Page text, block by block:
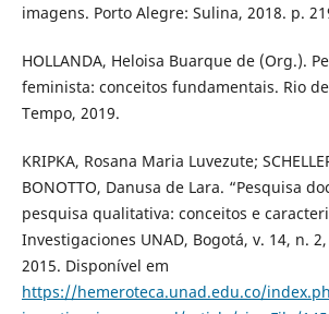
imagens. Porto Alegre: Sulina, 2018. p.
HOLLANDA, Heloisa Buarque de (Org.).
feminista: conceitos fundamentais. Rio
Tempo, 2019.
KRIPKA, Rosana Maria Luvezute;
BONOTTO, Danusa de Lara. “Pesquisa
pesquisa qualitativa: conceitos e
Investigaciones UNAD, Bogotá, v. 14, n.
2015. Disponível em
https://hemeroteca.unad.edu.co/